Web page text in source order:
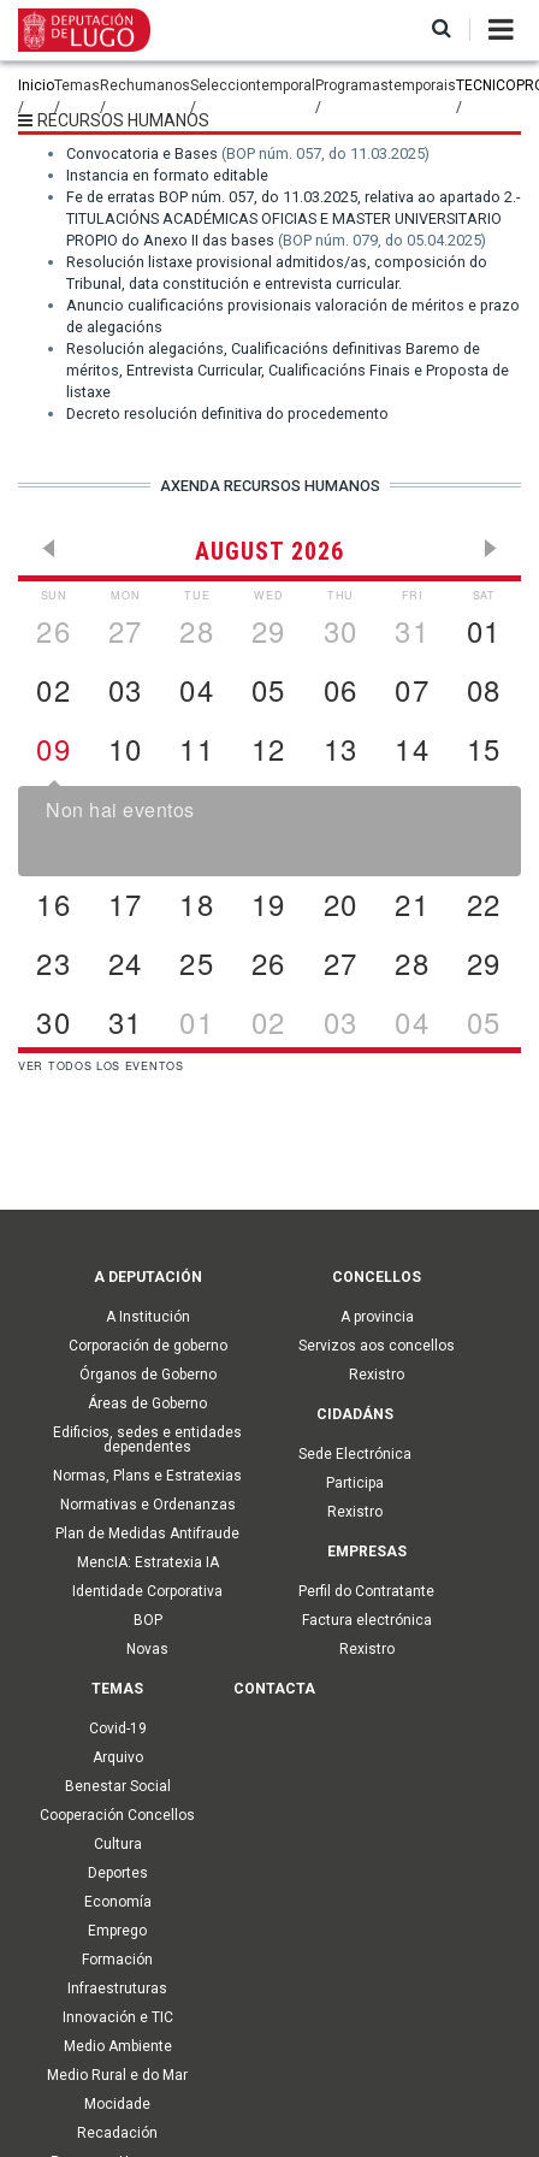
contido
principal
Miga
de
pan
InicioTemasRechumanosSelecciontemporal Programastemporais
RECURSOS HUMANOS
Convocatoria e Bases (BOP núm. 057, do 11.03.2025)
Instancia en formato editable
Fe de erratas BOP núm. 057, do 11.03.2025, relativa ao apartado 2.-
TITULACIÓNS ACADÉMICAS OFICIAS E MASTER UNIVERSITARIO
PROPIO do Anexo II das bases (BOP núm. 079, do 05.04.2025)
Resolución listaxe provisional admitidos/as, composición do
Tribunal, data constitución e entrevista curricular.
Anuncio cualificacións provisionais valoración de méritos e prazo
de alegacións
Resolución alegacións, Cualificacións definitivas Baremo de
méritos, Entrevista Curricular, Cualificacións Finais e Proposta de
listaxe
Decreto resolución definitiva do procedemento
AXENDA RECURSOS HUMANOS
AUGUST 2026
SUN
26
MON
27
TUE
28
WED
29
THU
30
FRI
31
SAT
01
02
03 04 05 06 07
08
09
10 11 12 13 14 15
Non hai eventos
16 17 18 19 20 21
22
23
24 25 26 27 28
29
30
31 01 02 03 04 05
VER TODOS LOS EVENTOS
navigation
A DEPUTACIÓN
A Institución
Corporación de goberno
Órganos de Goberno
Áreas de Goberno
Edificios, sedes e entidades
dependentes
Normas, Plans e Estratexias
Normativas e Ordenanzas
Plan de Medidas Antifraude
MencIA: Estratexia IA
Identidade Corporativa
BOP
Novas
CONCELLOS
A provincia
Servizos aos concellos
Rexistro
CIDADÁNS
Sede Electrónica
Participa
Rexistro
EMPRESAS
Perfil do Contratante
Factura electrónica
Rexistro
TEMAS
Covid-19
Arquivo
Benestar Social
Cooperación Concellos
Cultura
Deportes
Economía
Emprego
Formación
Infraestruturas
Innovación e TIC
Medio Ambiente
Medio Rural e do Mar
Mocidade
Recadación
CONTACTA